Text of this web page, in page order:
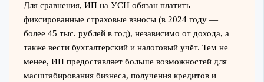
Для сравнения, ИП на УСН обязан платить
фиксированные страховые взносы (в 2024 году —
более 45 тыс. рублей в год), независимо от дохода, а
также вести бухгалтерский и налоговый учёт. Тем не
менее, ИП предоставляет больше возможностей для
масштабирования бизнеса, получения кредитов и